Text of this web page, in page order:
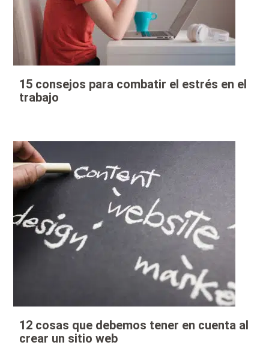
15 consejos para combatir el estrés en el
trabajo
12 cosas que debemos tener en cuenta al
crear un sitio web